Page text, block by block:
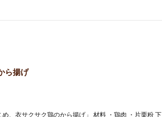
ら揚げ
、衣サクサク鶏のから揚げ」 材料 ・鶏肉 ・片栗粉 下